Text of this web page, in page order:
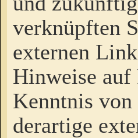
verknüpften
externen
Hinweise auf
Kenntnis von
derartige